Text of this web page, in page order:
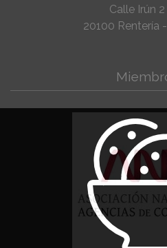
Calle Irún
20100 Rentería